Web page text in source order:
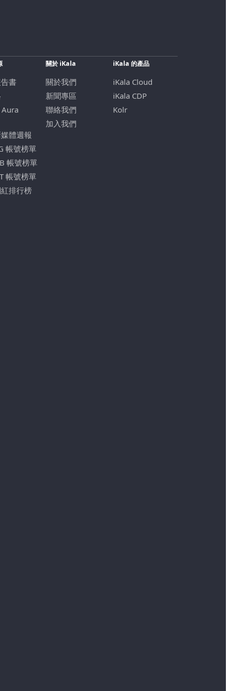
書
體週報
帳號榜單
帳號榜單
帳號榜單
排行榜
關於 iKala
關於我們
新聞專區
聯絡我們
加入我們
iKala 的產品
iKala Cloud
iKala CDP
Kolr